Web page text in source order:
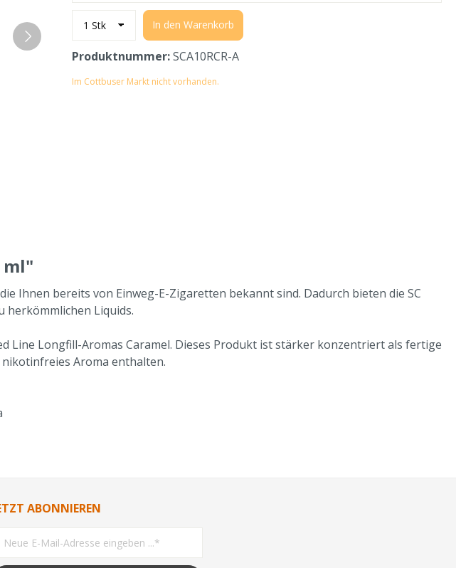
In den Warenkorb
Produktnummer:SCA10RCR-A
Im Cottbuser Markt nicht vorhanden.
ml"
Ihnen bereits von Einweg-E-Zigaretten bekannt sind. Dadurch bieten die SC
herkömmlichen Liquids.
Line Longfill-Aromas Caramel. Dieses Produkt ist stärker konzentriert als fertige
nikotinfreies Aroma enthalten.
ABONNIEREN